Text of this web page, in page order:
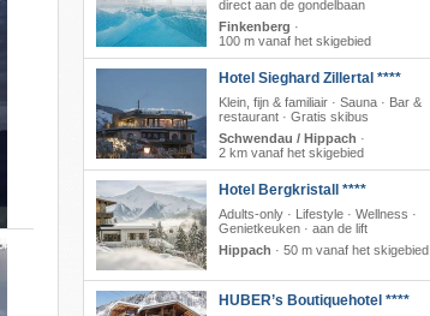
direct aan de gondelbaan
Finkenberg ·
100 m vanaf het skigebied
Hotel Sieghard Zillertal ****
Klein, fijn & familiair · Sauna · Bar &
restaurant · Gratis skibus
Schwendau / Hippach ·
2 km vanaf het skigebied
Hotel Bergkristall ****
Adults-only · Lifestyle · Wellness ·
Genietkeuken · aan de lift
Hippach · 50 m vanaf het skigebied
HUBER’s Boutiquehotel ****